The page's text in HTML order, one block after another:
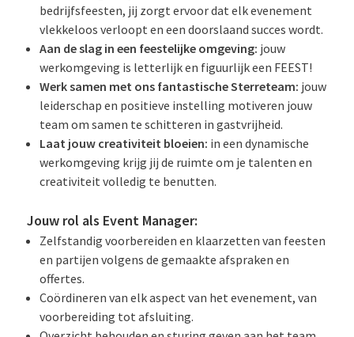
bedrijfsfeesten, jij zorgt ervoor dat elk evenement
vlekkeloos verloopt en een doorslaand succes wordt.
Aan de slag in een feestelijke omgeving: jouw
werkomgeving is letterlijk en figuurlijk een FEEST!
Werk samen met ons fantastische Sterreteam: jouw
leiderschap en positieve instelling motiveren jouw
team om samen te schitteren in gastvrijheid.
Laat jouw creativiteit bloeien: in een dynamische
werkomgeving krijg jij de ruimte om je talenten en
creativiteit volledig te benutten.
Jouw rol als Event Manager:
Zelfstandig voorbereiden en klaarzetten van feesten
en partijen volgens de gemaakte afspraken en
offertes.
Coördineren van elk aspect van het evenement, van
voorbereiding tot afsluiting.